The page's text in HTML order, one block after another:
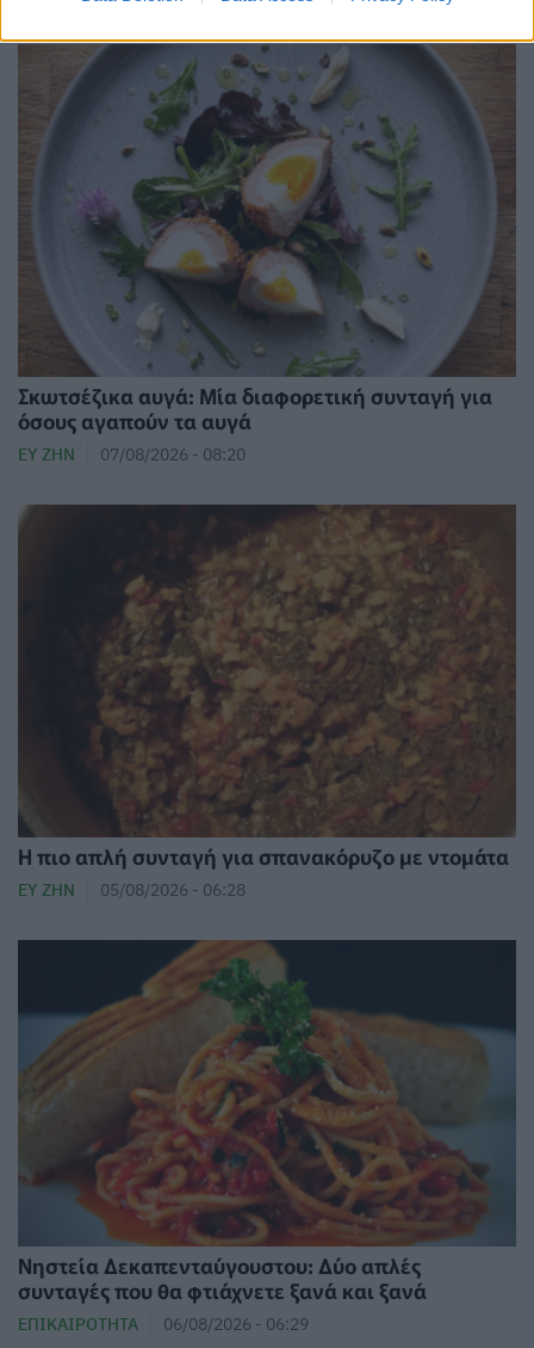
Σκωτσέζικα αυγά: Μία διαφορετική συνταγή για
όσους αγαπούν τα αυγά
ΕΥ ΖΗΝ 07/08/2026 - 08:20
Η πιο απλή συνταγή για σπανακόρυζο με ντομάτα
ΕΥ ΖΗΝ 05/08/2026 - 06:28
Νηστεία Δεκαπενταύγουστου: Δύο απλές
συνταγές που θα φτιάχνετε ξανά και ξανά
ΕΠΙΚΑΙΡΌΤΗΤΑ 06/08/2026 - 06:29